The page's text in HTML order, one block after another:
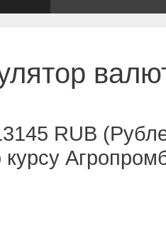
RUB